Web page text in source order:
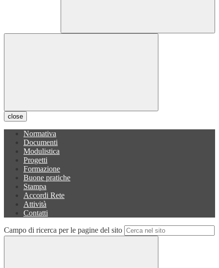
close
Normativa
Documenti
Modulistica
Progetti
Formazione
Buone pratiche
Stampa
Accordi Rete
Attività
Contatti
Campo di ricerca per le pagine del sito